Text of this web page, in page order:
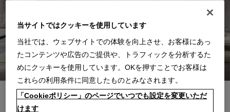
当サイトではクッキーを使用しています
当社では、ウェブサイトでの体験を向上させ、お客様にあっ
たコンテンツや広告のご提供や、トラフィックを分析するた
めにクッキーを使用しています。OKを押すことでお客様は
これらの利用条件に同意したものとみなされます。
「Cookieポリシー」のページでいつでも設定を変更いただ
けます